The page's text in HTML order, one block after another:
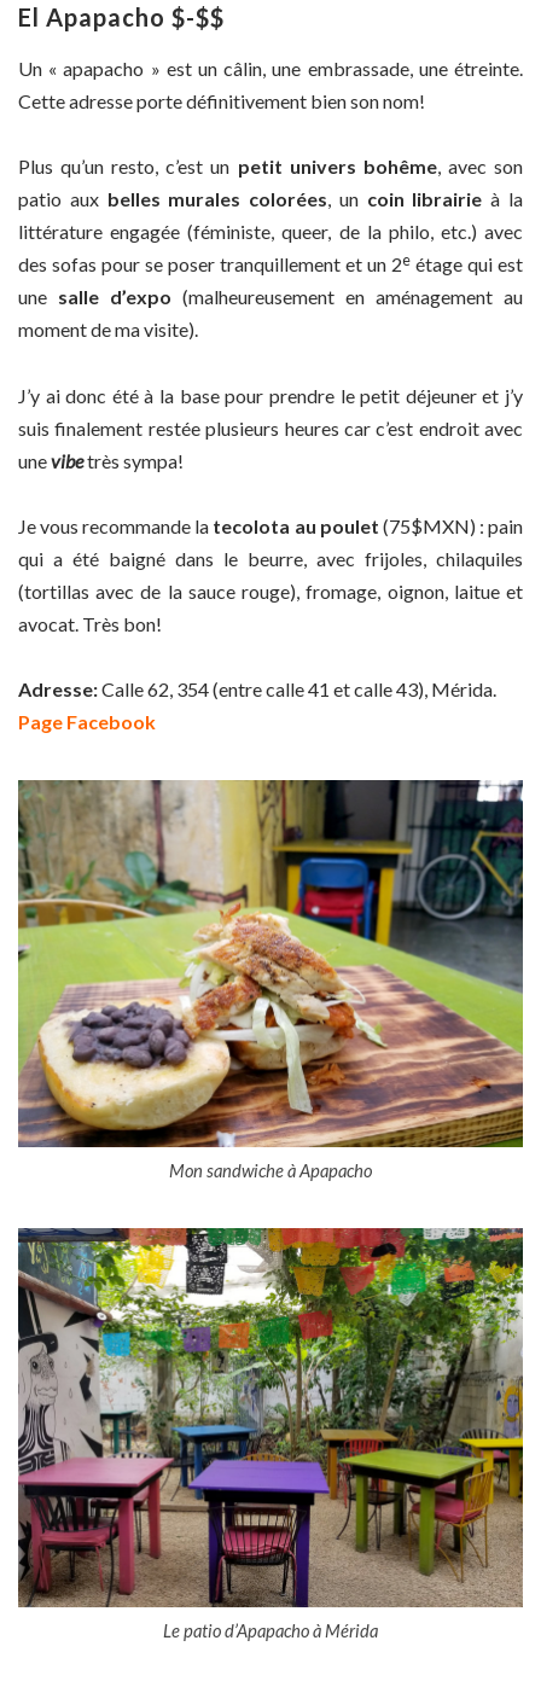
El Apapacho $-$$
Un « apapacho » est un câlin, une embrassade, une étreinte.
Cette adresse porte définitivement bien son nom!
Plus qu’un resto, c’est un petit univers bohême, avec son
patio aux belles murales colorées, un coin librairie à la
littérature engagée (féministe, queer, de la philo, etc.) avec
des sofas pour se poser tranquillement et un 2e étage qui est
une salle d’expo (malheureusement en aménagement au
moment de ma visite).
J’y ai donc été à la base pour prendre le petit déjeuner et j’y
suis finalement restée plusieurs heures car c’est endroit avec
unevibetrès sympa!
Je vous recommande la tecolota au poulet (75$MXN) : pain
qui a été baigné dans le beurre, avec frijoles, chilaquiles
(tortillas avec de la sauce rouge), fromage, oignon, laitue et
avocat. Très bon!
Adresse:Calle 62, 354 (entre calle 41 et calle 43), Mérida.
Page Facebook
Mon sandwiche à Apapacho
Le patio d’Apapacho à Mérida